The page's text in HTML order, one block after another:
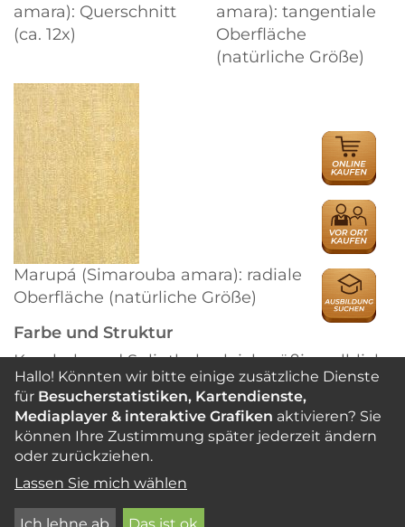
amara): Querschnitt
(ca. 12x)
amara): tangentiale
Oberfläche
(natürliche Größe)
Marupá (Simarouba amara): radiale
Oberfläche (natürliche Größe)
Farbe und Struktur
Kernholz und Splintholz gleichmäßig gelblich
weiß oder strohfarben.
Zuwachszonengrenzen nicht deutlich
markiert. Holz zerstreutporig, Speicherzellen
im Querschnitt als hellfarbige, schmale und
wellige Bänder ausgebildet. Faserverlauf
meist gerade, mitunter auch schwach
wechseldrehwüchsig.
ONLINE
Hallo! Könnten wir bitte einige zusätzliche Dienste
für Besucherstatistiken, Kartendienste,
Mediaplayer & interaktive Grafiken aktivieren? Sie
können Ihre Zustimmung später jederzeit ändern
oder zurückziehen.
Lassen Sie mich wählen
Ich lehne ab Das ist ok